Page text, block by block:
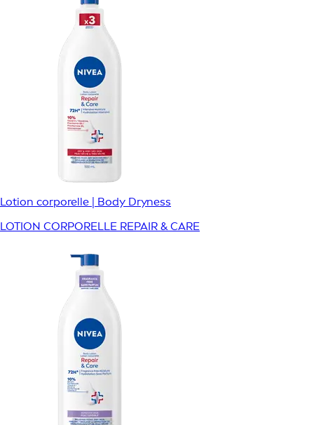
Lotion corporelle | Body Dryness
LOTION CORPORELLE REPAIR & CARE